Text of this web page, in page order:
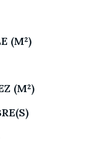
(M²)
(M²)